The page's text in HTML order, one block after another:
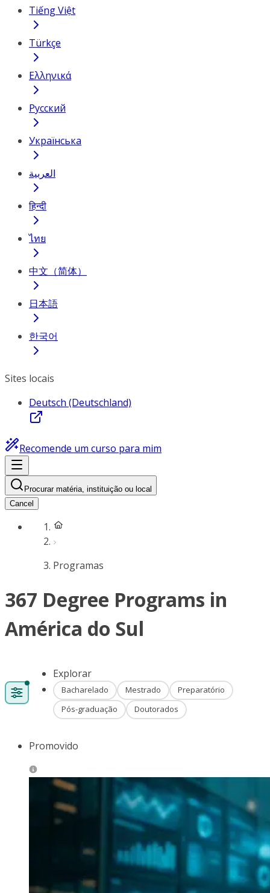
Tiếng Việt
Türkçe
Ελληνικά
Русский
Українська
العربية
हिन्दी
ไทย
中文（简体）
日本語
한국어
Sites locais
Deutsch (Deutschland)
Recomende um curso para mim
Procurar matéria, instituição ou local
Cancel
Programas
367 Degree Programs in
América do Sul
Explorar
Bacharelado Mestrado
Preparatório
Pós-graduação
Doutorados
Promovido